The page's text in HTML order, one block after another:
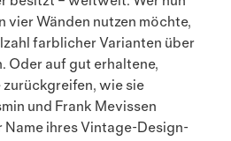
vier Wänden nutzen möchte,
farblicher Varianten über
Oder auf gut erhaltene,
wie sie
und Frank Mevissen
ihres Vintage-Design-